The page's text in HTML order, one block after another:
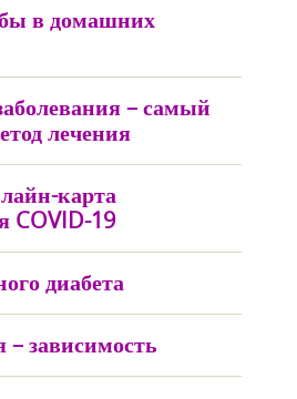
в домашних
– самый
лечения
карта
COVID-19
диабета
зависимость